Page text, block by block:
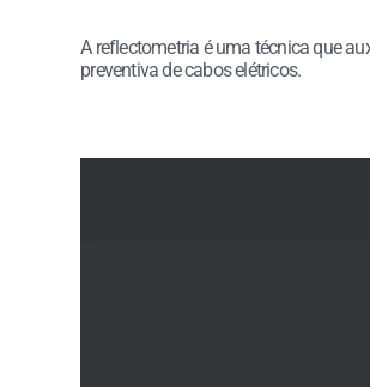
A reflectometria é uma técnica que
preventiva de cabos elétricos.